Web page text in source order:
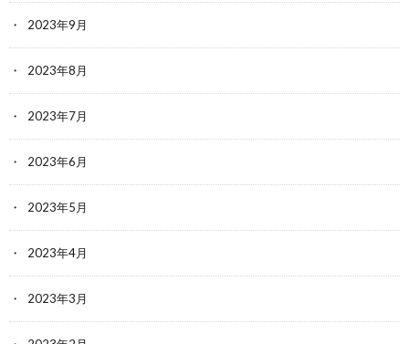
2023年9月
2023年8月
2023年7月
2023年6月
2023年5月
2023年4月
2023年3月